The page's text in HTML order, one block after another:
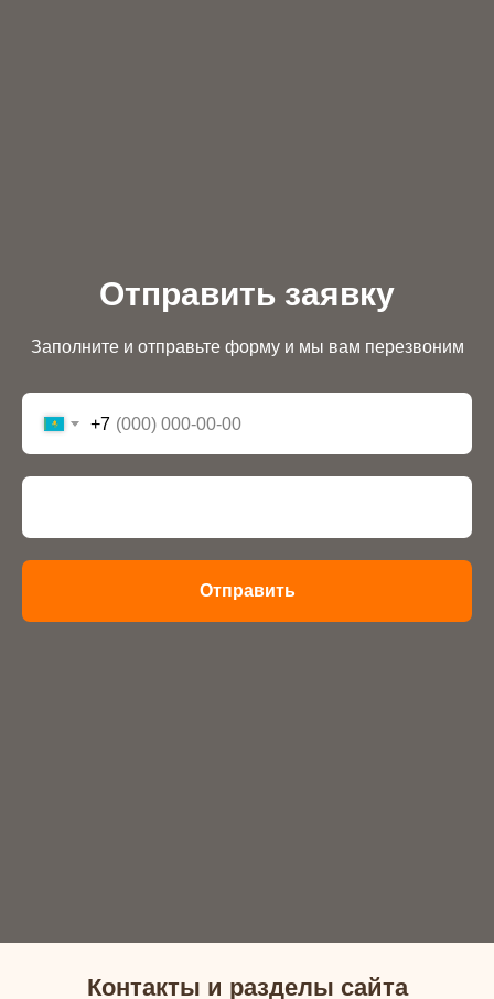
Отправить заявку
Заполните и отправьте форму и мы вам перезвоним
+7
Отправить
Контакты и разделы сайта